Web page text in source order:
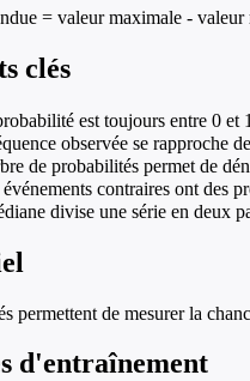
= valeur maximale - valeur
clés
est toujours entre 0 et
observée se rapproche
de probabilités permet de
contraires ont des
divise une série en deux
permettent de mesurer la
d'entraînement